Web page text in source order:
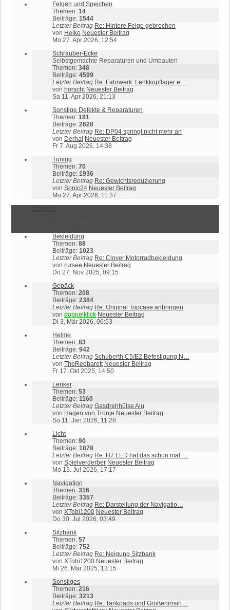
Felgen und Speichen
Themen: 14
Beiträge: 1544
Letzter Beitrag Re: Hintere Felge gebrochen
von Heiko Neuester Beitrag
Mo 27. Apr 2026, 12:54
Schrauber-Ecke
Selbstgemachte Reparaturen und Umbauten
Themen: 348
Beiträge: 4599
Letzter Beitrag Re: Fahrwerk: Lenkkopflager e…
von horscht Neuester Beitrag
Sa 11. Apr 2026, 21:13
Sonstige Defekte & Reparaturen
Themen: 181
Beiträge: 2628
Letzter Beitrag Re: DP04 springt nicht mehr an
von Derhai Neuester Beitrag
Fr 7. Aug 2026, 14:38
Tuning
Themen: 70
Beiträge: 1936
Letzter Beitrag Re: Gewichtsreduzierung
von Sonic24 Neuester Beitrag
Mo 27. Apr 2026, 11:37
Bekleidung
Themen: 88
Beiträge: 1023
Letzter Beitrag Re: Clover Motorradbekleidung
von rursee Neuester Beitrag
Do 27. Nov 2025, 09:15
Gepäck
Themen: 208
Beiträge: 2384
Letzter Beitrag Re: Original Topcase anbringen
von doppelklick Neuester Beitrag
Di 3. Mär 2026, 06:53
Helme
Themen: 83
Beiträge: 942
Letzter Beitrag Schuberth C5/E2 Befestigung N…
von TheRedbarett Neuester Beitrag
Fr 17. Okt 2025, 14:50
Lenker
Themen: 53
Beiträge: 1160
Letzter Beitrag Gasdrehhülse Alu
von Hagen von Tronje Neuester Beitrag
So 11. Jan 2026, 11:28
Licht
Themen: 90
Beiträge: 1878
Letzter Beitrag Re: H7 LED hat das schon mal …
von Spielverderber Neuester Beitrag
Mo 13. Jul 2026, 17:17
Navigation
Themen: 316
Beiträge: 3357
Letzter Beitrag Re: Darstellung der Navigatio…
von XTobi1200 Neuester Beitrag
Do 30. Jul 2026, 03:49
Sitzbank
Themen: 57
Beiträge: 752
Letzter Beitrag Re: Neigung Sitzbank
von XTobi1200 Neuester Beitrag
Mi 26. Mär 2025, 13:15
Sonstiges
Themen: 216
Beiträge: 3213
Letzter Beitrag Re: Tankpads und Größenirrsin…